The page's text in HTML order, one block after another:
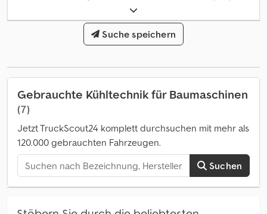
Afhskr = Firmeninformationen = For more information on this unit
please call: or e-mail: . A full stock overview can be found at: .
Please do not forget to subscribe to our newsletter for weekly
updates on our stock.
Suche speichern
Gebrauchte Kühltechnik für Baumaschinen
(7)
Jetzt TruckScout24 komplett durchsuchen mit mehr als
120.000 gebrauchten Fahrzeugen.
Suchen